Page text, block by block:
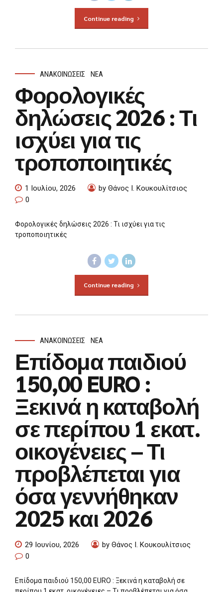
Continue reading
ΑΝΑΚΟΙΝΏΣΕΙΣ ΝΈΑ
Φορολογικές
δηλώσεις 2026 : Τι
ισχύει για τις
τροποποιητικές
1 Ιουλίου, 2026
by Θάνος Ι. Κουκουλίτσιος
0
Φορολογικές δηλώσεις 2026 : Τι ισχύει για τις
τροποποιητικές
Continue reading
ΑΝΑΚΟΙΝΏΣΕΙΣ ΝΈΑ
Επίδομα παιδιού
150,00 EURO :
Ξεκινά η καταβολή
σε περίπου 1 εκατ.
οικογένειες – Τι
προβλέπεται για
όσα γεννήθηκαν
2025 και 2026
29 Ιουνίου, 2026
by Θάνος Ι. Κουκουλίτσιος
0
Επίδομα παιδιού 150,00 EURO : Ξεκινά η καταβολή σε